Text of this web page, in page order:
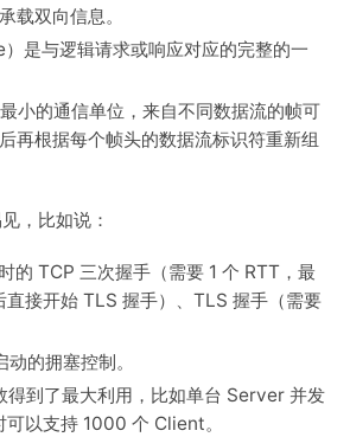
载双向信息。
是与逻辑请求或响应对应的完整的一
小的通信单位，来自不同数据流的帧可
再根据每个帧头的数据流标识符重新组
，比如说：
的 TCP 三次握手（需要 1 个 RTT，最
接开始 TLS 握手）、TLS 握手（需要
的拥塞控制。
得到了最大利用，比如单台 Server 并发
以支持 1000 个 Client。